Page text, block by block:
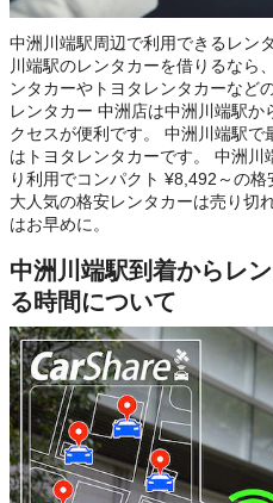
中洲川端駅周辺で利用できるレン
川端駅のレンタカーを借りるなら
ンタカーやトヨタレンタカーなど
レンタカー 中洲店は中洲川端駅
クセスが便利です。 中洲川端駅
はトヨタレンタカーです。 中洲
り利用でコンパクト ¥8,492～の
大人気の格安レンタカーは売り切
はお早めに。
中洲川端駅到着からレ
る時間について